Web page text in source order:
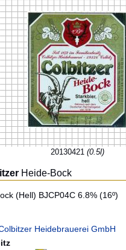
20130421 (0.5l)
Heide-Bock
(Hell) BJCP04C 6.8% (16º)
Heidebrauerei GmbH